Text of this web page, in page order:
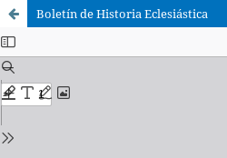
Boletín de Historia Eclesiástica